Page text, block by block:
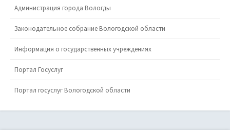
Администрация города Вологды
Законодательное собрание Вологодской области
Информация о государственных учреждениях
Портал Госуслуг
Портал госуслуг Вологодской области